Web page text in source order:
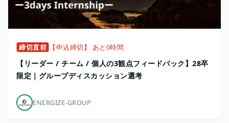
締切直前 【申込締切】 あと0時間
【リーダー / チーム / 個人の3観点フィードバック】28卒
限定｜グループディスカッション選考
ENERGIZE-GROUP